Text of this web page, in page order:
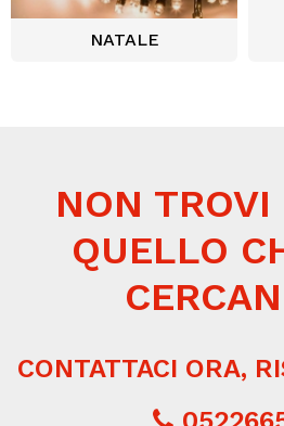
NATALE
NON
QUELLO
CONTATTACI ORA,